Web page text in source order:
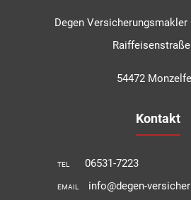
Degen Versicherungsmakler
54472
Kontakt
TEL 06531-7223
EMAIL info@degen-